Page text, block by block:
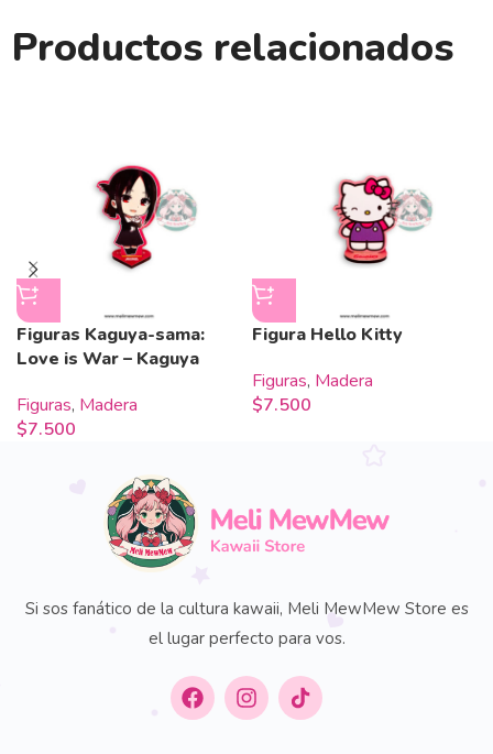
Productos relacionados
Figuras Kaguya-sama:
Love is War – Kaguya
Figuras, Madera
$7.500
Figura Hello Kitty
Figuras, Madera
$7.500
Si sos fanático de la cultura kawaii, Meli MewMew Store es
el lugar perfecto para vos.